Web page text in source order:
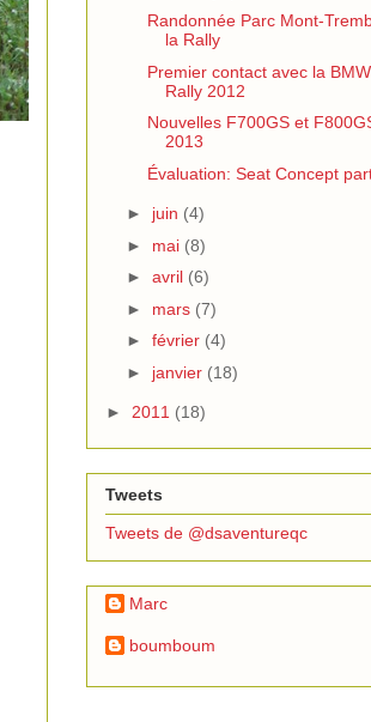
Randonnée Parc Mont-
la Rally
Premier contact avec la
Rally 2012
Nouvelles F700GS et
2013
Évaluation: Seat Concept
► juin (4)
► mai (8)
► avril (6)
► mars (7)
► février (4)
► janvier (18)
► 2011 (18)
Tweets
Tweets de @dsaventureqc
Marc
boumboum